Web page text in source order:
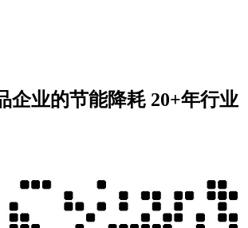
企业的节能降耗 20+年行业